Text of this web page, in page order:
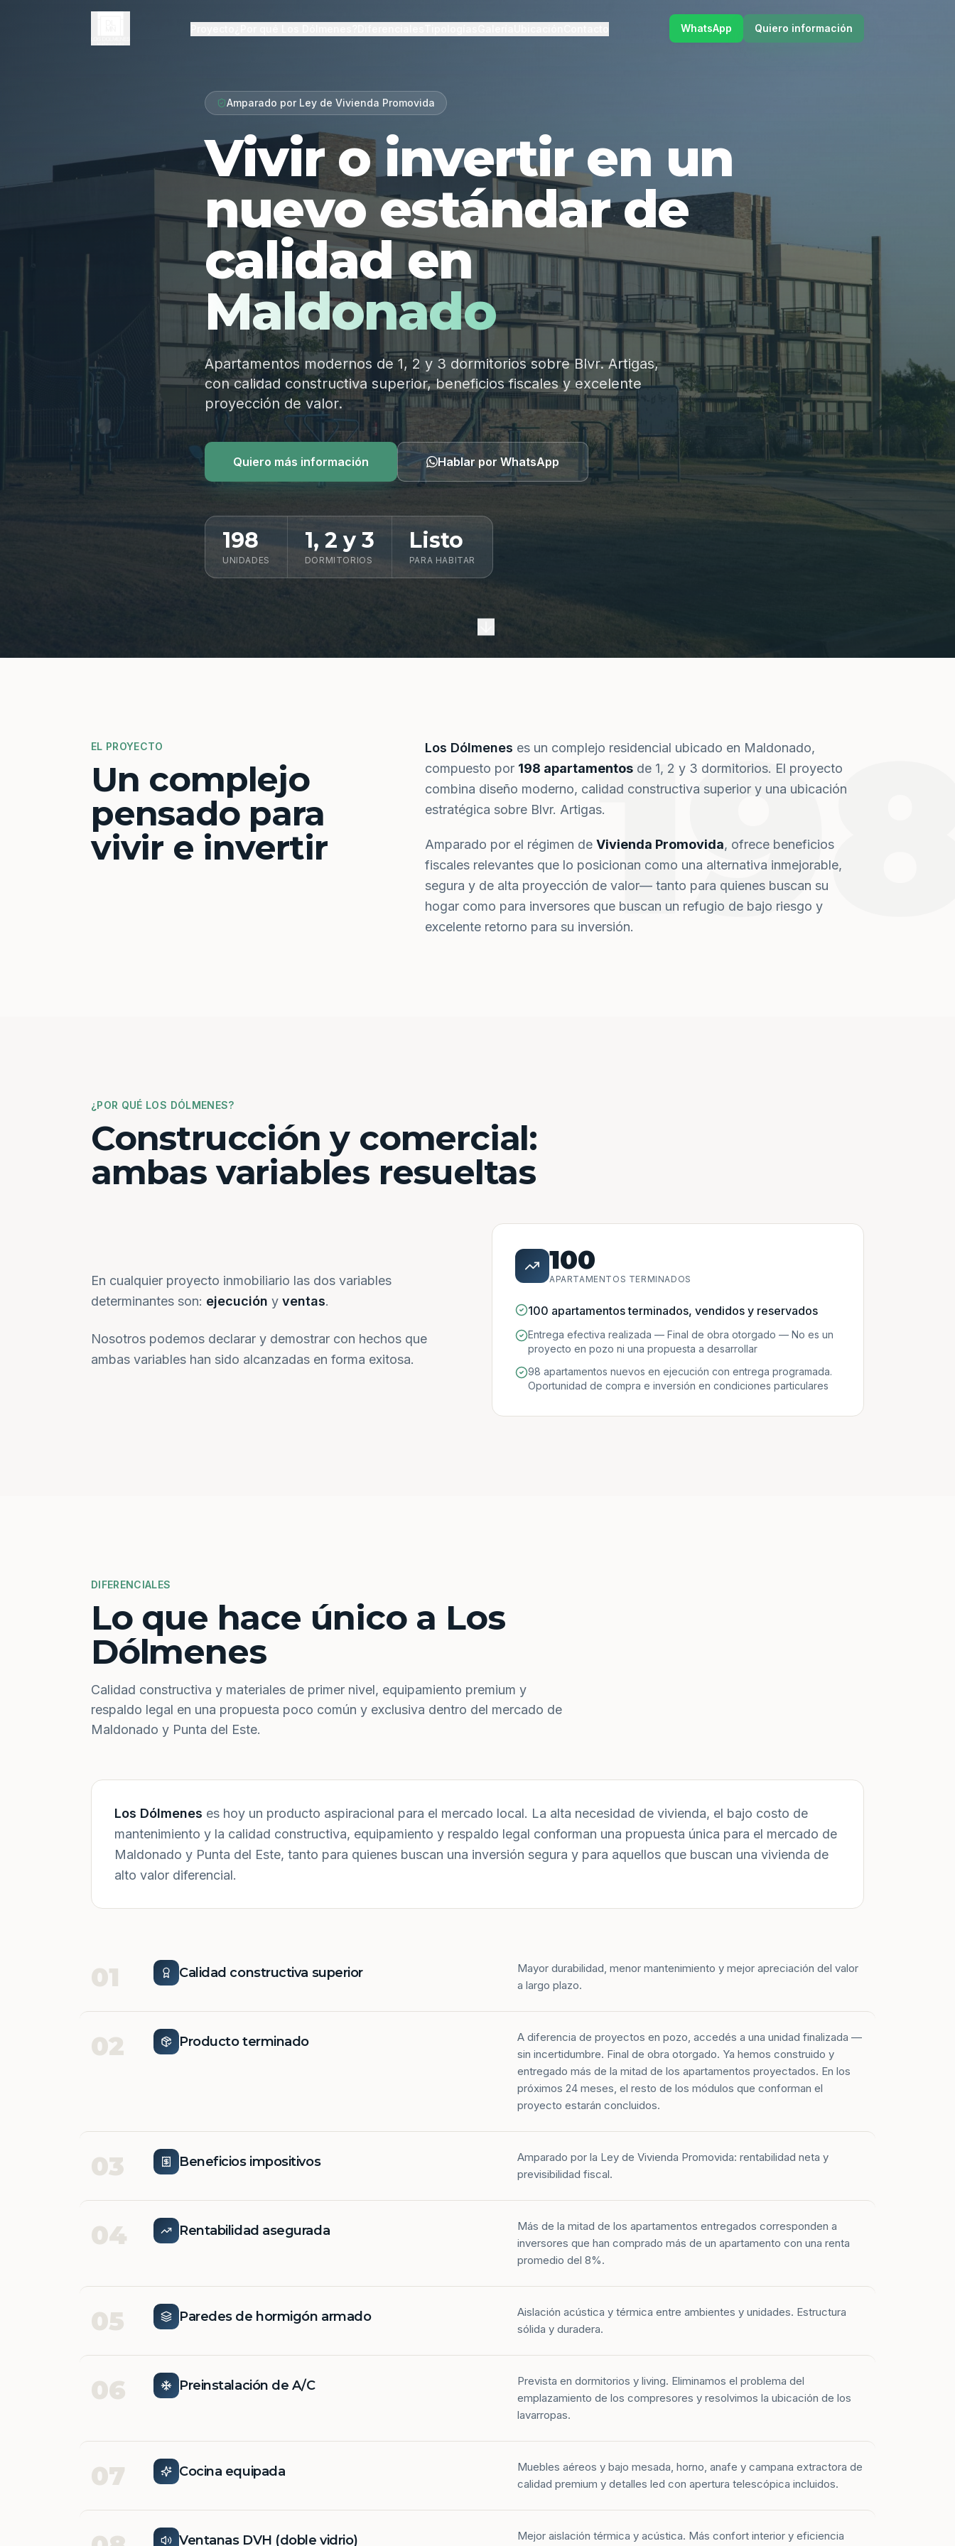
WhatsApp Quiero información
Amparado por Ley de Vivienda Promovida
Vivir o invertir en un
nuevo estándar de
calidad en
Maldonado
Apartamentos modernos de 1, 2 y 3 dormitorios sobre Blvr. Artigas,
con calidad constructiva superior, beneficios fiscales y excelente
proyección de valor.
Quiero más información Hablar por WhatsApp
198
UNIDADES
1, 2 y 3
DORMITORIOS
Listo
PARA HABITAR
EL PROYECTO
Un complejo
pensado para
vivir e invertir
Los Dólmenes es un complejo residencial ubicado en Maldonado,
compuesto por 198 apartamentos de 1, 2 y 3 dormitorios. El proyecto
combina diseño moderno, calidad constructiva superior y una ubicación
estratégica sobre Blvr. Artigas.
Amparado por el régimen de Vivienda Promovida, ofrece beneficios
fiscales relevantes que lo posicionan como una alternativa inmejorable,
segura y de alta proyección de valor— tanto para quienes buscan su
hogar como para inversores que buscan un refugio de bajo riesgo y
excelente retorno para su inversión.
¿POR QUÉ LOS DÓLMENES?
Construcción y comercial:
ambas variables resueltas
En cualquier proyecto inmobiliario las dos variables
determinantes son: ejecución y ventas.
Nosotros podemos declarar y demostrar con hechos que
ambas variables han sido alcanzadas en forma exitosa.
100
APARTAMENTOS TERMINADOS
100 apartamentos terminados, vendidos y reservados
Entrega efectiva realizada — Final de obra otorgado — No es un
proyecto en pozo ni una propuesta a desarrollar
98 apartamentos nuevos en ejecución con entrega programada.
Oportunidad de compra e inversión en condiciones particulares
DIFERENCIALES
Lo que hace único a Los
Dólmenes
Calidad constructiva y materiales de primer nivel, equipamiento premium y
respaldo legal en una propuesta poco común y exclusiva dentro del mercado de
Maldonado y Punta del Este.
Los Dólmenes es hoy un producto aspiracional para el mercado local. La alta necesidad de vivienda, el bajo costo de
mantenimiento y la calidad constructiva, equipamiento y respaldo legal conforman una propuesta única para el mercado de
Maldonado y Punta del Este, tanto para quienes buscan una inversión segura y para aquellos que buscan una vivienda de
alto valor diferencial.
01 Calidad constructiva superior
Mayor durabilidad, menor mantenimiento y mejor apreciación del valor
a largo plazo.
02 Producto terminado
A diferencia de proyectos en pozo, accedés a una unidad finalizada —
sin incertidumbre. Final de obra otorgado. Ya hemos construido y
entregado más de la mitad de los apartamentos proyectados. En los
próximos 24 meses, el resto de los módulos que conforman el
proyecto estarán concluidos.
03 Beneficios impositivos
Amparado por la Ley de Vivienda Promovida: rentabilidad neta y
previsibilidad fiscal.
04 Rentabilidad asegurada
Más de la mitad de los apartamentos entregados corresponden a
inversores que han comprado más de un apartamento con una renta
promedio del 8%.
05 Paredes de hormigón armado
Aislación acústica y térmica entre ambientes y unidades. Estructura
sólida y duradera.
06 Preinstalación de A/C
Prevista en dormitorios y living. Eliminamos el problema del
emplazamiento de los compresores y resolvimos la ubicación de los
lavarropas.
07 Cocina equipada
Muebles aéreos y bajo mesada, horno, anafe y campana extractora de
calidad premium y detalles led con apertura telescópica incluidos.
Ventanas DVH (doble vidrio) Mejor aislación térmica y acústica. Más confort interior y eficiencia